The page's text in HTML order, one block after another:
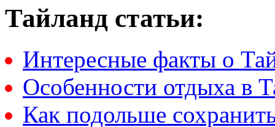
Тайланд статьи:
Интересные факты о
Особенности отдыха в
Как подольше